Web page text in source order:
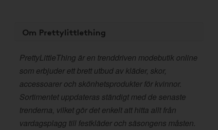
Om Prettylittlething
PrettyLittleThing är en trenddriven modebutik online
som erbjuder ett brett utbud av kläder, skor,
accessoarer och skönhetsprodukter för kvinnor.
Sortimentet uppdateras ständigt med de senaste
trenderna, vilket gör det enkelt att hitta allt från
vardagsplagg till festkläder och säsongens måsten.